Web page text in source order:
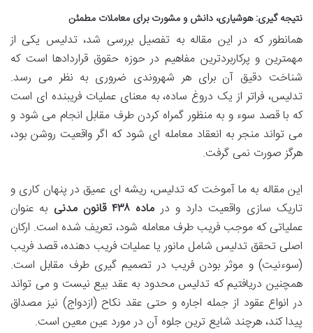
نتیجه گیری: هوشیاری، دانش و مشورت برای معاملات مطمئن
همانطور که در این مقاله به تفصیل بررسی شد، تدلیس یکی از
مهمترین و پرکاربردترین مفاهیم در حوزه حقوق قراردادها است که
شناخت دقیق آن برای هر شهروندی ضروری به نظر می رسد.
تدلیس، فراتر از یک دروغ ساده، به معنای عملیات فریبنده ای است
که با قصد سوء و به منظور گمراه کردن طرف مقابل انجام می شود و
می تواند منجر به انعقاد معامله ای شود که اگر واقعیت روشن بود،
هرگز صورت نمی گرفت.
این مقاله به ما آموخت که تدلیس، ریشه ای عمیق در پنهان کاری و
تاریک سازی واقعیت دارد و در ماده ۴۳۸ قانون مدنی
به عنوان
عملیاتی که موجب فریب طرف معامله شود، تعریف شده است. ارکان
اصلی تحقق تدلیس شامل مانور یا عملیات فریب دهنده، قصد فریب
(سوءنیت) و موثر بودن فریب در تصمیم گیری طرف مقابل است.
همچنین دریافتیم که تدلیس محدود به عقد بیع نیست و می تواند
در انواع عقود از جمله اجاره و حتی عقد نکاح (ازدواج) نیز مصداق
پیدا کند، هرچند شایع ترین جلوه آن در مورد عین معین است.